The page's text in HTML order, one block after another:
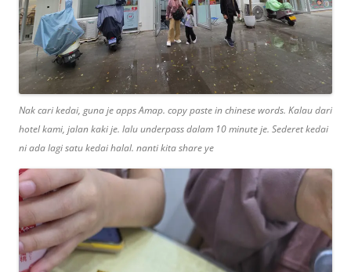
Nak cari kedai, guna je apps Amap. copy paste in chinese words. Kalau dari
hotel kami, jalan kaki je. lalu underpass dalam 10 minute je. Sederet kedai
ni ada lagi satu kedai halal. nanti kita share ye